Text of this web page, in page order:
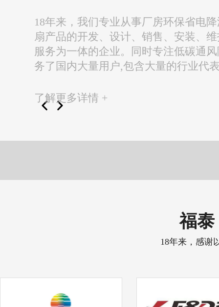
18年来，我们专业从事厂房环保省电
扇产品的开发、设计、销售、安装、
服务为一体的企业。同时专注低碳通
务了国内大量用户,包含大量的行业代
了解更多详情 +
福泰
18年来，感谢